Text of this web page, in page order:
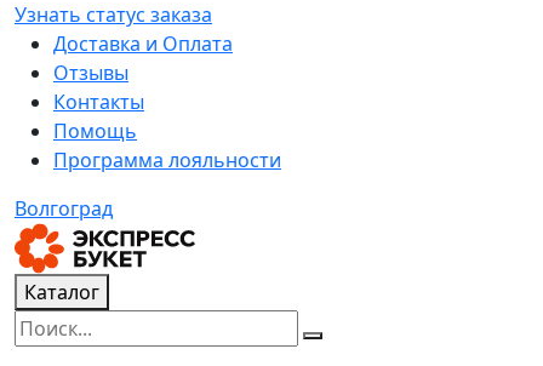
Узнать статус заказа
Доставка и Оплата
Отзывы
Контакты
Помощь
Программа лояльности
Волгоград
Каталог